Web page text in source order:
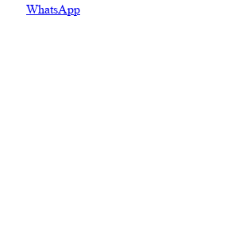
WhatsApp